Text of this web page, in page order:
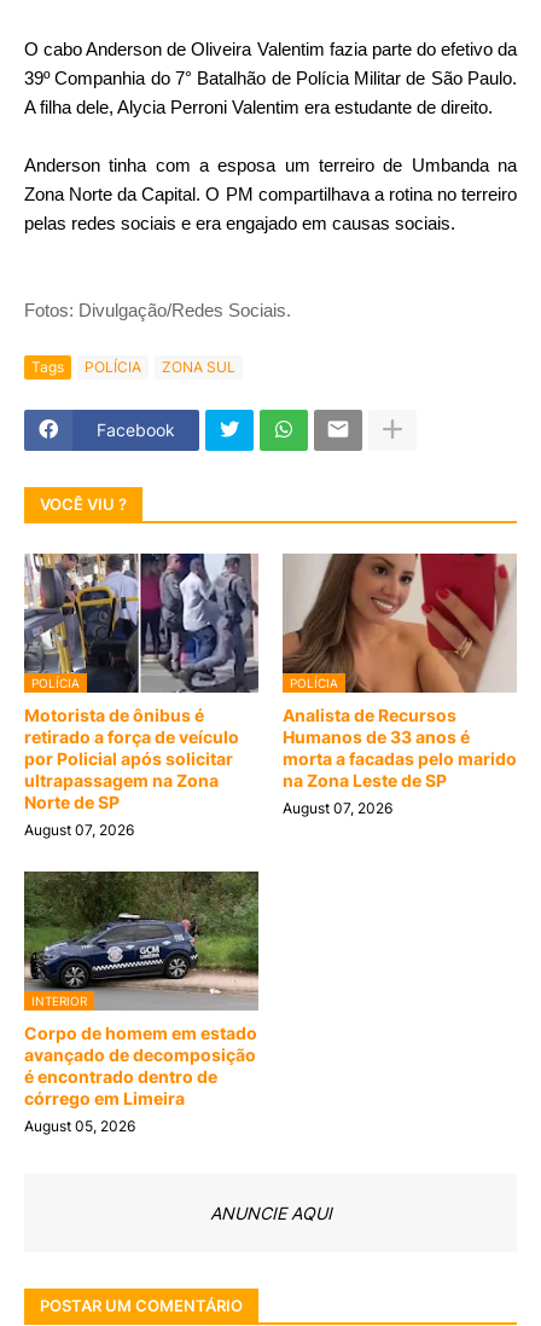
O cabo Anderson de Oliveira Valentim fazia parte do efetivo da
39º Companhia do 7° Batalhão de Polícia Militar de São Paulo.
A filha dele, Alycia Perroni Valentim era estudante de direito.
Anderson tinha com a esposa um terreiro de Umbanda na
Zona Norte da Capital. O PM compartilhava a rotina no terreiro
pelas redes sociais e era engajado em causas sociais.
Fotos: Divulgação/Redes Sociais.
Tags POLÍCIA ZONA SUL
Facebook
VOCÊ VIU ?
POLÍCIA
Motorista de ônibus é
retirado a força de veículo
por Policial após solicitar
ultrapassagem na Zona
Norte de SP
August 07, 2026
POLÍCIA
Analista de Recursos
Humanos de 33 anos é
morta a facadas pelo marido
na Zona Leste de SP
August 07, 2026
INTERIOR
Corpo de homem em estado
avançado de decomposição
é encontrado dentro de
córrego em Limeira
August 05, 2026
ANUNCIE AQUI
POSTAR UM COMENTÁRIO